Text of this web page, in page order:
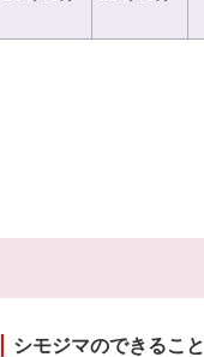
シモジマのできること